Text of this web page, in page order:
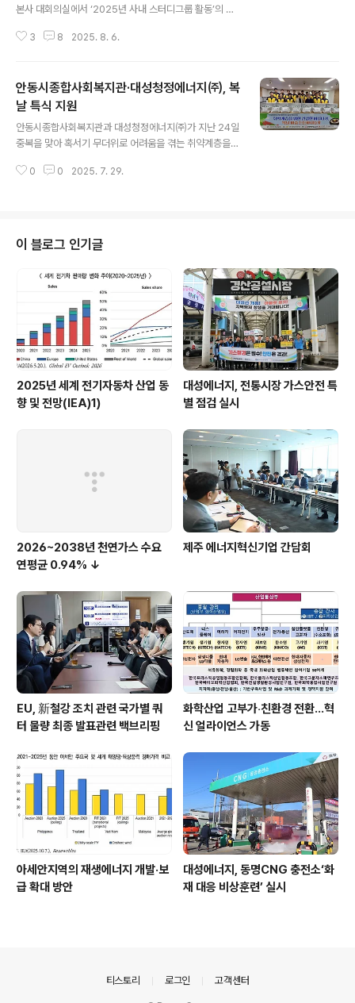
본사 대회의실에서 ‘2025년 사내 스터디그룹 활동’의 최
되돌아보는 뜻깊은 자리를 마련했다.이번 사내 스터디그룹
PT 실습 등 다양한 주제를 기반으로 학습 활동이 활발히
전개됐다. 총 22개 그룹이 자발적으로 참여하였으며, 팀원
간 지식 공유와 실습 중심의 학습을 통해 조직 내 자율 학습
문화의 기반을 다졌다.1년 학습한 성과에 대하여 1차, 2차
심사를 하여 최종 평가 결과, AI를 활용하여 수요량 예측 및
업무 개선 사례를 발표한 ‘10x AI’가 최우수 그룹..
3 8 2025. 8. 6.
안동시종합사회복지관·대성청정에너지㈜, 복
날 특식 지원
안동시종합사회복지관과 대성청정에너지㈜가 지난 24일
중복을 맞아 혹서기 무더위로 어려움을 겪는 취약계층을
사업’을 진행했다. /피현진기자 phj@kbmaeil.com 원문
0 0 2025. 7. 29.
이 블로그 인기글
2025년 세계 전기자동차 산업 동
향 및 전망(IEA)1)
대성에너지, 전통시장 가스안전 특
별 점검 실시
2026~2038년 천연가스 수요
연평균 0.94% ↓
제주 에너지혁신기업 간담회
EU, 新철강 조치 관련 국가별 쿼
터 물량 최종 발표관련 백브리핑
화학산업 고부가‧친환경 전환…혁
신 얼라이언스 가동
아세안지역의 재생에너지 개발·보
급 확대 방안
대성에너지, 동명CNG 충전소‘화
재 대응 비상훈련’ 실시
티스토리 로그인 고객센터